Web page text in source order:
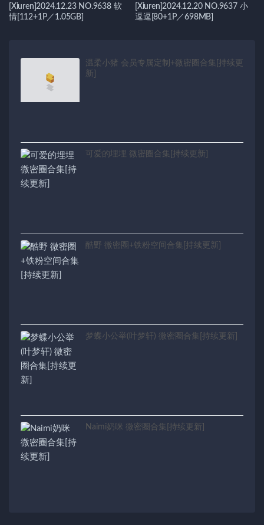
[Xiuren]2024.12.23 NO.9638 软
情[112+1P／1.05GB]
[Xiuren]2024.12.20 NO.9637 小
逗逗[80+1P／698MB]
温柔小猪 会员专属定制+微密圈合集[持续更
新]
可爱的埋埋 微密圈合集[持续更新]
酷野 微密圈+铁粉空间合集[持续更新]
梦蝶小公举(叶梦轩) 微密圈合集[持续更新]
Naimi奶咪 微密圈合集[持续更新]